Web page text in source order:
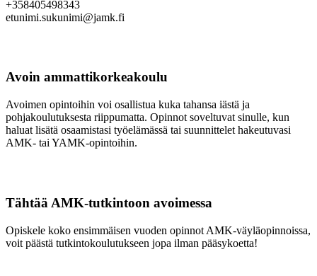
+358405498343
etunimi.sukunimi@jamk.fi
Avoin ammattikorkeakoulu
Avoimen opintoihin voi osallistua kuka tahansa iästä ja
pohjakoulutuksesta riippumatta. Opinnot soveltuvat sinulle, kun
haluat lisätä osaamistasi työelämässä tai suunnittelet hakeutuvasi
AMK- tai YAMK-opintoihin.
Tähtää AMK-tutkintoon avoimessa
Opiskele koko ensimmäisen vuoden opinnot AMK-väyläopinnoissa,
voit päästä tutkintokoulutukseen jopa ilman pääsykoetta!